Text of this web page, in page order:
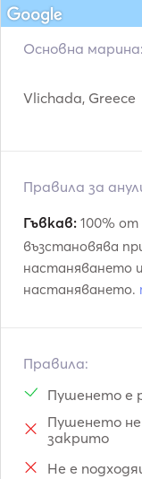
Основна марина:
Vlichada, Greece
Правила за
Гъвкав: 100%
възстановява
настаняването
настаняването.
Правила:
Пушенето е
Пушенето
закрито
Не е